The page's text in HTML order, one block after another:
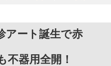
アート誕生で赤
木
不器用全開！